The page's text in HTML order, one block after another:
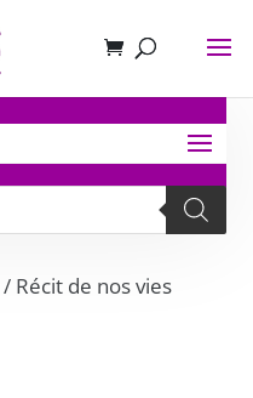
/ Récit de nos vies